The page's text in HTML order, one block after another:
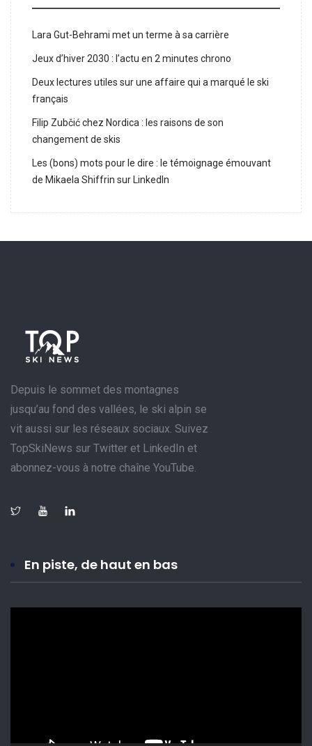
Lara Gut-Behrami met un terme à sa carrière
Jeux d’hiver 2030 : l’actu en 2 minutes chrono
Deux lectures utiles sur une affaire qui a marqué le ski
français
Filip Zubčić chez Nordica : les raisons de son
changement de skis
Les (bons) mots pour le dire : le témoignage émouvant
de Mikaela Shiffrin sur LinkedIn
Depuis le sommet des montagnes
jusqu’au fond des vallées, le ski alpin se
vit aussi sur les réseaux sociaux. Suivez
TopSkiNews sur Twitter et LinkedIn et
abonnez-vous à notre chaîne YouTube.
En piste, de haut en bas